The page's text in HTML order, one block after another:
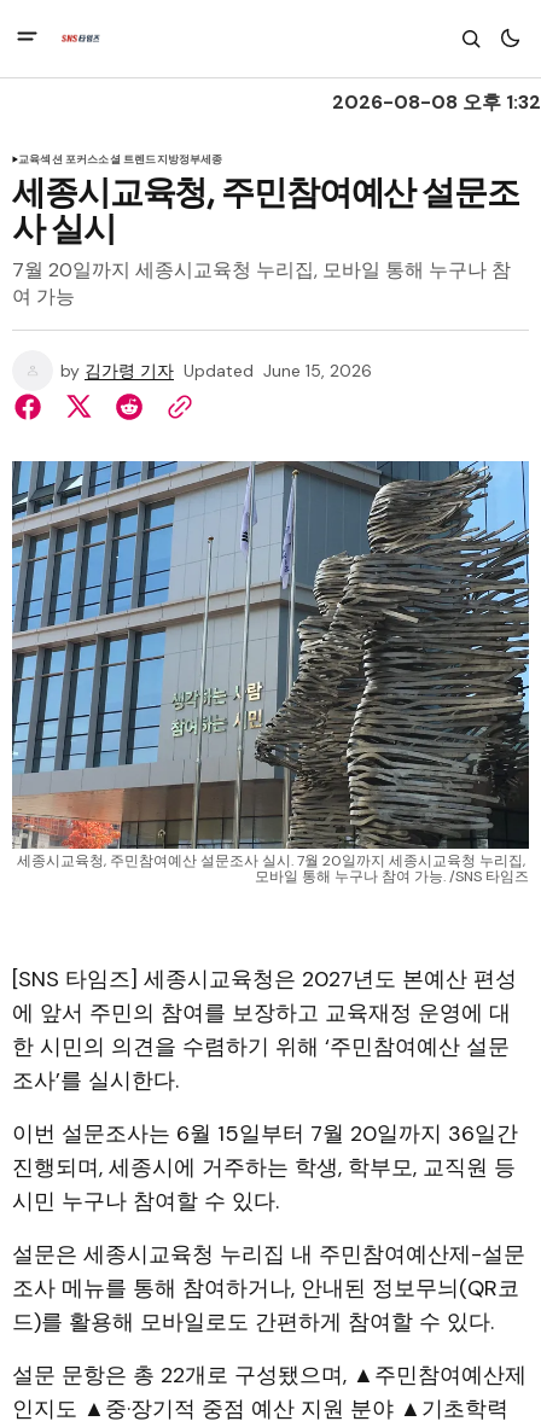
2026-08-08 오후 1:32
교육섹션 포커스소셜 트렌드지방정부세종
세종시교육청, 주민참여예산 설문조
사 실시
7월 20일까지 세종시교육청 누리집, 모바일 통해 누구나 참
여 가능
by 김가령 기자 Updated June 15, 2026
세종시교육청, 주민참여예산 설문조사 실시. 7월 20일까지 세종시교육청 누리집,
모바일 통해 누구나 참여 가능. /SNS 타임즈
[SNS 타임즈] 세종시교육청은 2027년도 본예산 편성
에 앞서 주민의 참여를 보장하고 교육재정 운영에 대
한 시민의 의견을 수렴하기 위해 ‘주민참여예산 설문
조사’를 실시한다.
이번 설문조사는 6월 15일부터 7월 20일까지 36일간
진행되며, 세종시에 거주하는 학생, 학부모, 교직원 등
시민 누구나 참여할 수 있다.
설문은 세종시교육청 누리집 내 주민참여예산제-설문
조사 메뉴를 통해 참여하거나, 안내된 정보무늬(QR코
드)를 활용해 모바일로도 간편하게 참여할 수 있다.
설문 문항은 총 22개로 구성됐으며, ▲주민참여예산제
인지도 ▲중·장기적 중점 예산 지원 분야 ▲기초학력